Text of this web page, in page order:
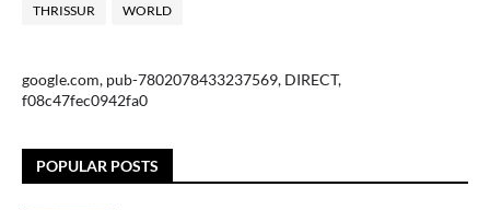
THRISSUR WORLD
google.com, pub-7802078433237569, DIRECT,
f08c47fec0942fa0
POPULAR POSTS